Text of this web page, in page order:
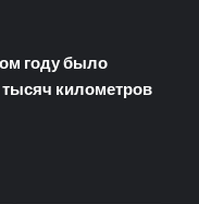
году было
тысяч километров